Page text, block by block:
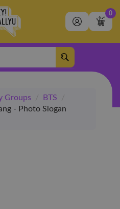
0
Groups / BTS
/
- Photo Slogan